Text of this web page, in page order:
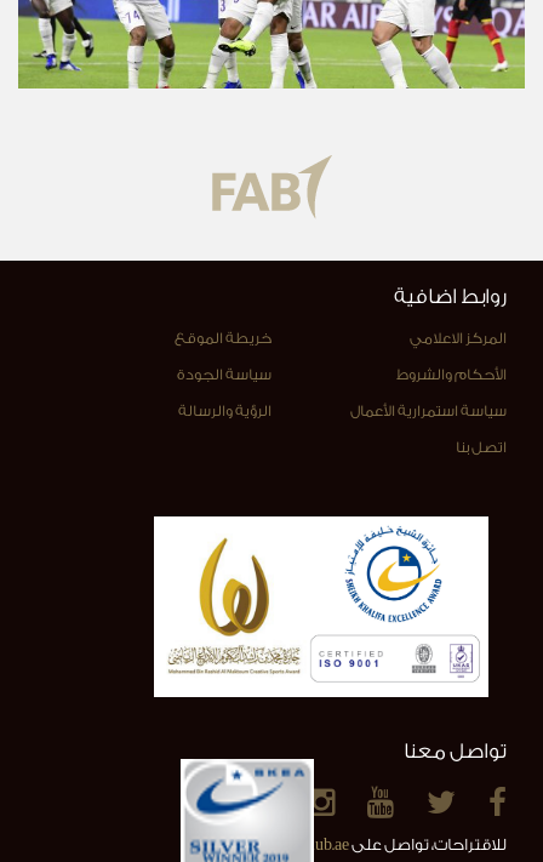
روابط اضافية
المركز الاعلامي خريطة الموقع
الأحكام والشروط سياسة الجودة
سياسة استمرارية الأعمال الرؤية والرسالة
اتصل بنا
تواصل معنا
للاقتراحات، تواصل علىinfo@alainclub.ae